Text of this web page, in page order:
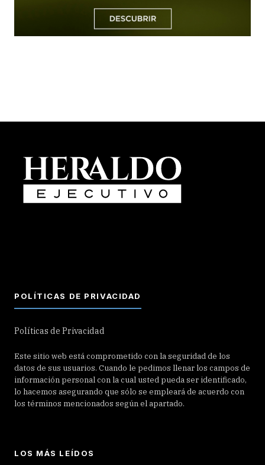
POLÍTICAS DE PRIVACIDAD
Políticas de Privacidad
Este sitio web está comprometido con la seguridad de los
datos de sus usuarios. Cuando le pedimos llenar los campos de
información personal con la cual usted pueda ser identificado,
lo hacemos asegurando que sólo se empleará de acuerdo con
los términos mencionados según el apartado.
LOS MÁS LEÍDOS